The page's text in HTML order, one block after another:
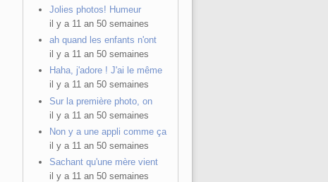
Jolies photos! Humeur
il y a 11 an 50 semaines
ah quand les enfants n'ont
il y a 11 an 50 semaines
Haha, j'adore ! J'ai le même
il y a 11 an 50 semaines
Sur la première photo, on
il y a 11 an 50 semaines
Non y a une appli comme ça
il y a 11 an 50 semaines
Sachant qu'une mère vient
il y a 11 an 50 semaines